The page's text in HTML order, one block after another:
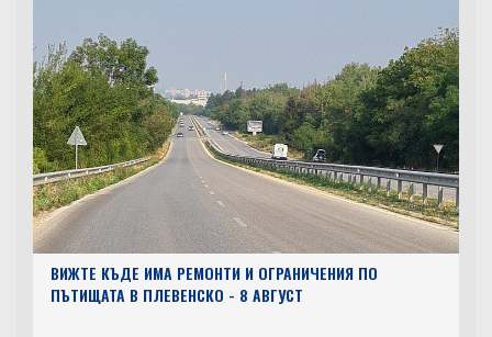
ВИЖТЕ КЪДЕ ИМА РЕМОНТИ И ОГРАНИЧЕНИЯ ПО
ПЪТИЩАТА В ПЛЕВЕНСКО - 8 АВГУСТ